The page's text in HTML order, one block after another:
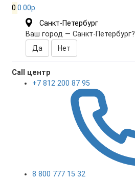
0 0.00р.
Санкт-Петербург
Ваш город — Санкт-Петербург?
Call центр
+7 812 200 87 95
8 800 777 15 32